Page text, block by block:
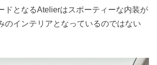
ドとなるAtelierはスポーティーな内装が
のインテリアとなっているのではない